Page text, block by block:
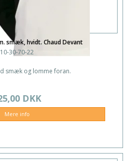
smæk, hvidt. Chaud Devant
10-30-70-22
smæk og lomme foran.
DKK
Mere info